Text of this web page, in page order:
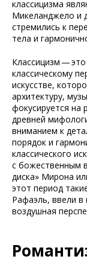
классицизма
Микеланджело и
стремились к
тела и
Классицизм —
классическому
искусстве,
архитектуру,
фокусируется на
древней
вниманием к
порядок и
классического
с божественным
диска» Мирона
этот период
Рафаэль, ввели
воздушная